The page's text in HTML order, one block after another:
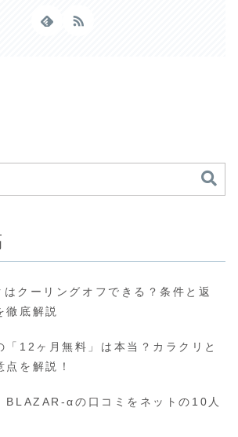
クーリングオフできる？条件と返
徹底解説
「12ヶ月無料」は本当？カラクリと
を解説！
BLAZAR-αの口コミをネットの10人